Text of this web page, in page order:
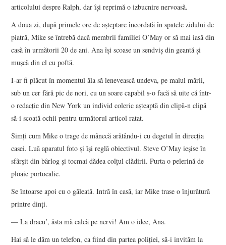
articolului despre Ralph, dar îşi reprimă o izbucnire nervoasă.
A doua zi, după primele ore de aşteptare încordată în spatele zidului de
piatră, Mike se întrebă dacă membrii familiei O’May or să mai iasă din
casă în următorii 20 de ani. Ana îşi scoase un sendviş din geantă şi
muşcă din el cu poftă.
I-ar fi plăcut în momentul ăla să lenevească undeva, pe malul mării,
sub un cer fără pic de nori, cu un soare capabil s-o facă să uite că într-
o redacţie din New York un individ coleric aşteaptă din clipă-n clipă
să-i scoată ochii pentru următorul articol ratat.
Simţi cum Mike o trage de mânecă arătându-i cu degetul în direcţia
casei. Luă aparatul foto şi îşi reglă obiectivul. Steve O’May ieşise în
sfârşit din bârlog şi tocmai dădea colţul clădirii. Purta o pelerină de
ploaie portocalie.
Se întoarse apoi cu o găleată. Intră în casă, iar Mike trase o înjurătură
printre dinţi.
— La dracu’, ăsta mă calcă pe nervi! Am o idee, Ana.
Hai să le dăm un telefon, ca fiind din partea poliţiei, să-i invităm la